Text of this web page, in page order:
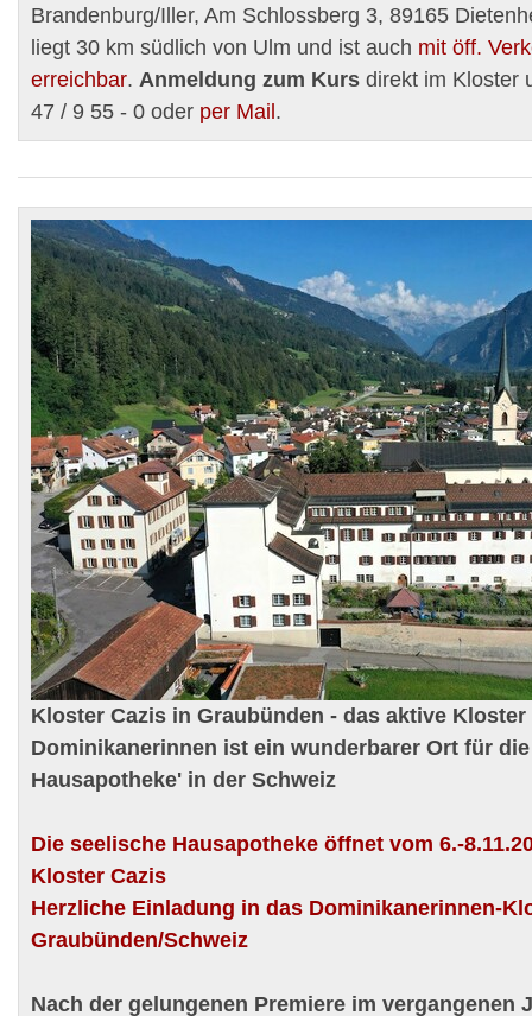
Brandenburg/Iller, Am Schlossberg 3, 89165
liegt 30 km südlich von Ulm und ist auch mit öff.
erreichbar. Anmeldung zum Kurs direkt im Kloster
47 / 9 55 - 0 oder per Mail.
Kloster Cazis in Graubünden - das aktive Kloster
Dominikanerinnen ist ein wunderbarer Ort für
Hausapotheke' in der Schweiz
Die seelische Hausapotheke öffnet vom 6.-
Kloster Cazis
Herzliche Einladung in das Dominikanerinnen-
Graubünden/Schweiz
Nach der gelungenen Premiere im vergangenen